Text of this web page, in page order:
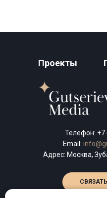
Проекты
Телефон: +7
Email:
Адрес: Москва,